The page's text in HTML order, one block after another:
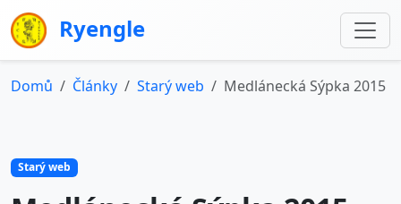
Ryengle
Domů Články Starý web Medlánecká Sýpka 2015
Starý web